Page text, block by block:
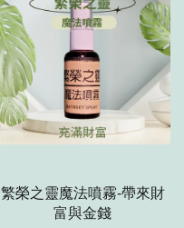
繁榮之靈魔法噴霧-帶來財
富與金錢